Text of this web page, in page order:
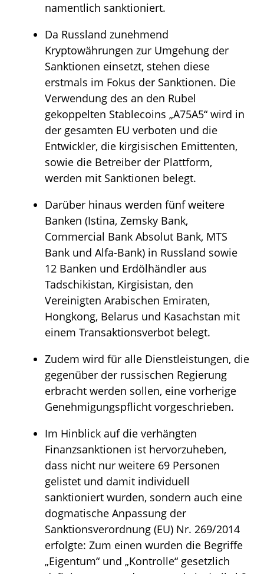
namentlich sanktioniert.
Da Russland zunehmend
Kryptowährungen zur Umgehung der
Sanktionen einsetzt, stehen diese
erstmals im Fokus der Sanktionen. Die
Verwendung des an den Rubel
gekoppelten Stablecoins „A75A5“ wird in
der gesamten EU verboten und die
Entwickler, die kirgisischen Emittenten,
sowie die Betreiber der Plattform,
werden mit Sanktionen belegt.
Darüber hinaus werden fünf weitere
Banken (Istina, Zemsky Bank,
Commercial Bank Absolut Bank, MTS
Bank und Alfa-Bank) in Russland sowie
12 Banken und Erdölhändler aus
Tadschikistan, Kirgisistan, den
Vereinigten Arabischen Emiraten,
Hongkong, Belarus und Kasachstan mit
einem Transaktionsverbot belegt.
Zudem wird für alle Dienstleistungen, die
gegenüber der russischen Regierung
erbracht werden sollen, eine vorherige
Genehmigungspflicht vorgeschrieben.
Im Hinblick auf die verhängten
Finanzsanktionen ist hervorzuheben,
dass nicht nur weitere 69 Personen
gelistet und damit individuell
sanktioniert wurden, sondern auch eine
dogmatische Anpassung der
Sanktionsverordnung (EU) Nr. 269/2014
erfolgte: Zum einen wurden die Begriffe
„Eigentum“ und „Kontrolle“ gesetzlich